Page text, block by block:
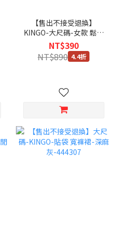
【售出不接受退換】
KINGO-大尺碼-女款 鬆緊
抽繩 休閒褲-黑-444313
NT$390
NT$890 4.4折